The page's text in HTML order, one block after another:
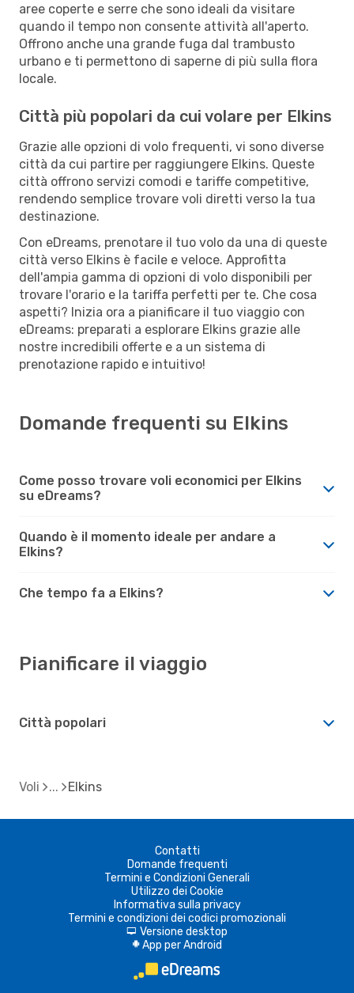
aree coperte e serre che sono ideali da visitare
quando il tempo non consente attività all'aperto.
Offrono anche una grande fuga dal trambusto
urbano e ti permettono di saperne di più sulla flora
locale.
Città più popolari da cui volare per Elkins
Grazie alle opzioni di volo frequenti, vi sono diverse
città da cui partire per raggiungere Elkins. Queste
città offrono servizi comodi e tariffe competitive,
rendendo semplice trovare voli diretti verso la tua
destinazione.
Con eDreams, prenotare il tuo volo da una di queste
città verso Elkins è facile e veloce. Approfitta
dell'ampia gamma di opzioni di volo disponibili per
trovare l'orario e la tariffa perfetti per te. Che cosa
aspetti? Inizia ora a pianificare il tuo viaggio con
eDreams: preparati a esplorare Elkins grazie alle
nostre incredibili offerte e a un sistema di
prenotazione rapido e intuitivo!
Domande frequenti su Elkins
Come posso trovare voli economici per Elkins
su eDreams?
Quando è il momento ideale per andare a
Elkins?
Che tempo fa a Elkins?
Pianificare il viaggio
Città popolari
Voli Elkins
Contatti
Domande frequenti
Termini e Condizioni Generali
Utilizzo dei Cookie
Informativa sulla privacy
Termini e condizioni dei codici promozionali
d Versione desktop
A App per Android